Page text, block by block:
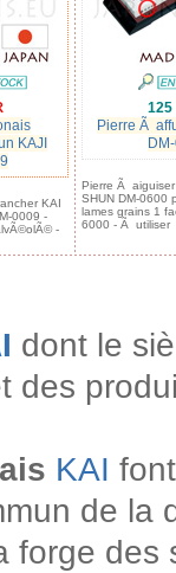
KAJI
KAI
0009 -
-
125
Pierre Ã
Pierre Ã
SHUN DM-0600
lames grains 1
6000 - Ã utiliser
dont le
des
KAI
de la
forge des